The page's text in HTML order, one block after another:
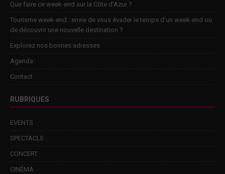
Que faire ce week-end sur la Côte d’Azur ?
Tourisme week-end : envie de vous évader le temps d’un week-end ou
de découvrir une nouvelle destination ?
Explorez nos bonnes adresses
Agenda
Contact
RUBRIQUES
EVENTS
SPECTACLE
CONCERT
CINÉMA